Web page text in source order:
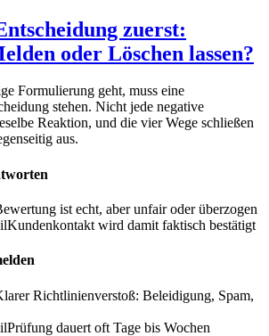
zuerst:
oder Löschen lassen?
Formulierung geht, muss eine
stehen. Nicht jede negative
Reaktion, und die vier Wege schließen
aus.
ist echt, aber unfair oder überzogen
Kundenkontakt wird damit faktisch bestätigt
Richtlinienverstoß: Beleidigung, Spam,
Prüfung dauert oft Tage bis Wochen